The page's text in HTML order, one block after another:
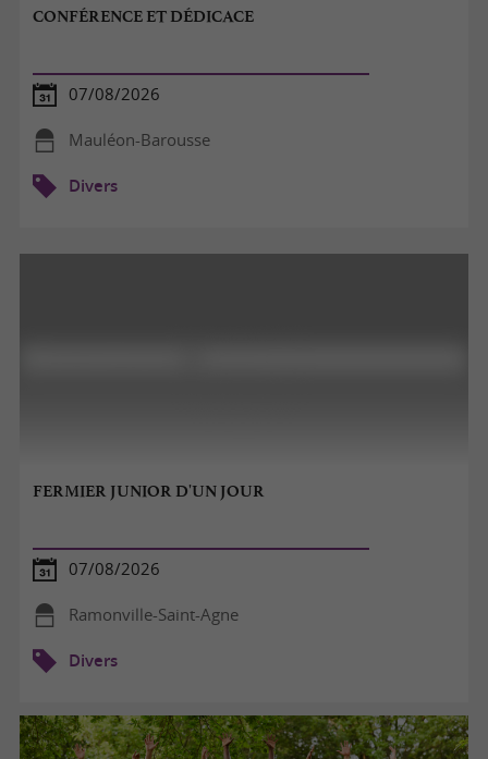
CONFÉRENCE ET DÉDICACE
07/08/2026
Mauléon-Barousse
Divers
FERMIER JUNIOR D'UN JOUR
07/08/2026
Ramonville-Saint-Agne
Divers